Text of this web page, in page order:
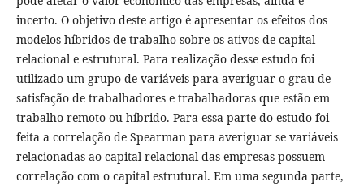
incerto. O objetivo deste artigo é apresentar os efeitos dos
modelos híbridos de trabalho sobre os ativos de capital
relacional e estrutural. Para realização desse estudo foi
utilizado um grupo de variáveis para averiguar o grau de
satisfação de trabalhadores e trabalhadoras que estão em
trabalho remoto ou híbrido. Para essa parte do estudo foi
feita a correlação de Spearman para averiguar se variáveis
relacionadas ao capital relacional das empresas possuem
correlação com o capital estrutural. Em uma segunda parte,